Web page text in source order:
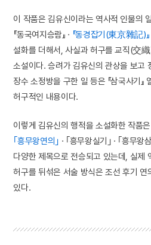
이 작품은 김유신이라는 역사적 인물의
『동국여지승람』 · 『동경잡기(東京雜記)』
설화를 더해서, 사실과 허구를 교직(交
소설이다. 승려가 김유신의 관상을 보고
장수 소정방을 구한 일 등은 『삼국사기』
허구적인 내용이다.
이렇게 김유신의 행적을 소설화한 작품
｢흥무왕연의｣ · ｢흥무왕실기｣ · ｢흥무왕
다양한 제목으로 전승되고 있는데, 실제
허구를 뒤섞은 서술 방식은 조선 후기 연
있다.